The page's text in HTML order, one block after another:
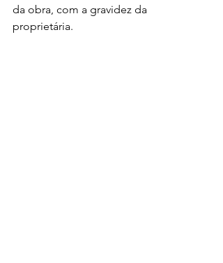
da obra, com a gravidez da
proprietária.